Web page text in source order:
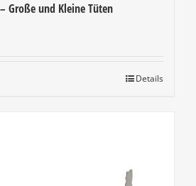
Große und Kleine Tüten
Details